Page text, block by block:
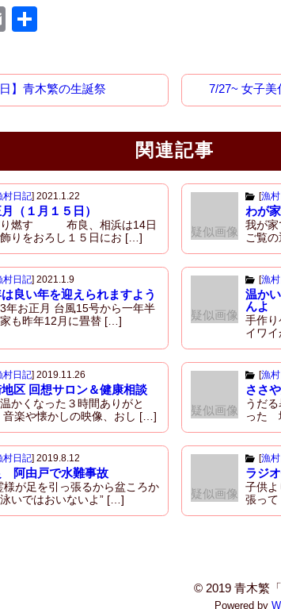
E
ail
】青木繁の生誕祭 7/27~ 女子美
関連記事
村日記] 2021.1.22
（１月１５日）
り燃す 布良、相浜は14日
りをおろし１５日にお […]
疑似画像
[漁
わが
我が家
ご覧
村日記] 2021.1.9
良い年を迎えられますよう
年お正月 台風15号から一年半
も昨年12月に畳替 […]
疑似画像
[漁
温か
んよ
手作
イワ
村日記] 2019.11.26
区 回想サロン＆健康相談
かくなった３時間ありがと
音楽や懐かしの映像、おし […]
疑似画像
[漁
ささ
うだ
った
村日記] 2019.8.12
阿由戸で水難事故
様が足を引っ張るから盆ころか
いではおいないよ” […]
疑似画像
[漁
ラジ
子供
張っ
© 2019 青木繁
Powered by